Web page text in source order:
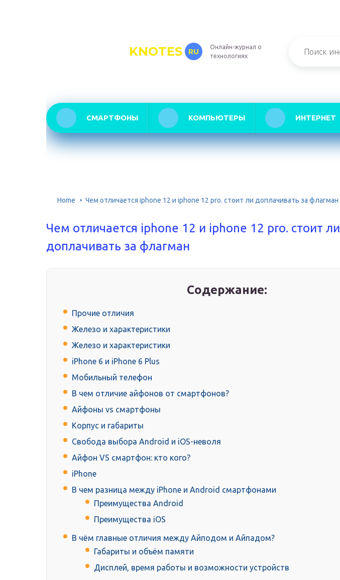
KNOTES RU
Онлайн-журнал о
технологиях
СМАРТФОНЫ КОМПЬЮТЕРЫ ИНТЕРНЕТ
Home Чем отличается iphone 12 и iphone 12 pro. стоит ли доплачивать за флагман
Чем отличается iphone 12 и iphone 12 pro. стоит ли
доплачивать за флагман
Содержание:
Прочие отличия
Железо и характеристики
Железо и характеристики
iPhone 6 и iPhone 6 Plus
Мобильный телефон
В чем отличие айфонов от смартфонов?
Айфоны vs смартфоны
Корпус и габариты
Свобода выбора Android и iOS-неволя
Айфон VS смартфон: кто кого?
iPhone
В чем разница между iPhone и Android смартфонами
Преимущества Android
Преимущества iOS
В чём главные отличия между Айподом и Айпадом?
Габариты и объём памяти
Дисплей, время работы и возможности устройств